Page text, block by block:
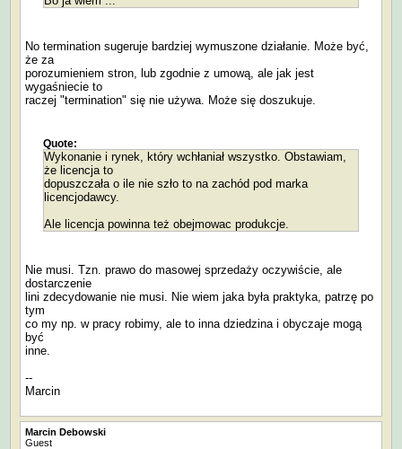
No termination sugeruje bardziej wymuszone działanie. Może być,
że za
porozumieniem stron, lub zgodnie z umową, ale jak jest
wygaśniecie to
raczej "termination" się nie używa. Może się doszukuje.
Quote:
Wykonanie i rynek, który wchłaniał wszystko. Obstawiam,
że licencja to
dopuszczała o ile nie szło to na zachód pod marka
licencjodawcy.
Ale licencja powinna też obejmowac produkcje.
Nie musi. Tzn. prawo do masowej sprzedaży oczywiście, ale
dostarczenie
lini zdecydowanie nie musi. Nie wiem jaka była praktyka, patrzę po
tym
co my np. w pracy robimy, ale to inna dziedzina i obyczaje mogą
być
inne.
--
Marcin
Marcin Debowski
Guest